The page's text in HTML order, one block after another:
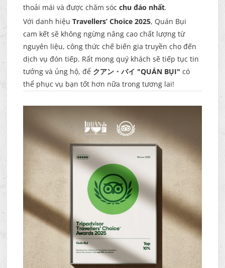
thoải mái và được chăm sóc chu đáo nhất.
Với danh hiệu Travellers’ Choice 2025, Quán Bụi
cam kết sẽ không ngừng nâng cao chất lượng từ
nguyên liệu, công thức chế biến gia truyền cho đến
dịch vụ đón tiếp. Rất mong quý khách sẽ tiếp tục tin
tưởng và ủng hộ, để クアン・バイ "QUÁN BỤI" có
thể phục vụ bạn tốt hơn nữa trong tương lai!